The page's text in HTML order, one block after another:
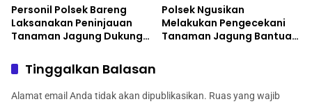
Personil Polsek Bareng
Laksanakan Peninjauan
Tanaman Jagung Dukung
Pangan
Polsek Ngusikan
Melakukan Pengecekani
Tanaman Jagung Bantuan
Tinggalkan Balasan
Alamat email Anda tidak akan dipublikasikan. Ruas yang wajib